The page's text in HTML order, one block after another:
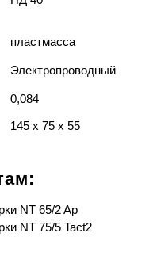
пластмасса
Электропроводный
0,084
145 x 75 x 55
NT 65/2 Ap
NT 75/5 Tact2